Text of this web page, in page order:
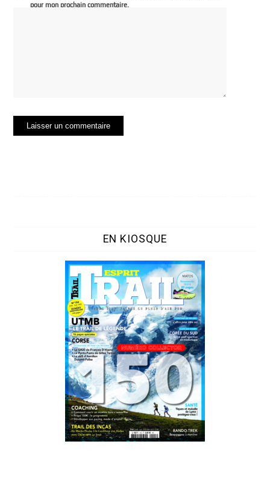
pour mon prochain commentaire.
EN KIOSQUE